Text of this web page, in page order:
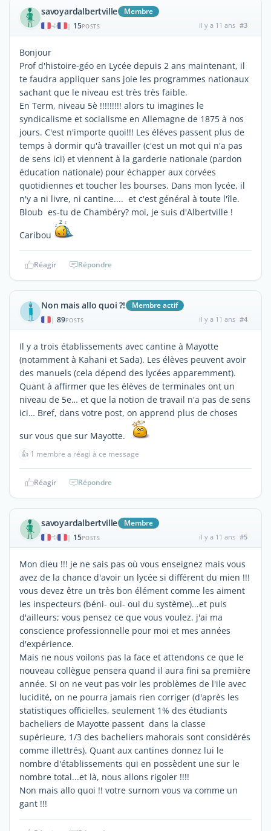
savoyardalbertville Membre
| 15POSTS il y a 11 ans #3
Bonjour
Prof d'histoire-géo en Lycée depuis 2 ans maintenant, il
te faudra appliquer sans joie les programmes nationaux
sachant que le niveau est très très faible.
En Term, niveau 5è !!!!!!!!! alors tu imagines le
syndicalisme et socialisme en Allemagne de 1875 à nos
jours. C'est n'importe quoi!!! Les élèves passent plus de
temps à dormir qu'à travailler (c'est un mot qui n'a pas
de sens ici) et viennent à la garderie nationale (pardon
éducation nationale) pour échapper aux corvées
quotidiennes et toucher les bourses. Dans mon lycée, il
n'y a ni livre, ni cantine.... et c'est général à toute l'île.
Bloub es-tu de Chambéry? moi, je suis d'Albertville !
Caribou
Réagir Répondre
Non mais allo quoi ?! Membre actif
| 89POSTS il y a 11 ans #4
Il y a trois établissements avec cantine à Mayotte
(notamment à Kahani et Sada). Les élèves peuvent avoir
des manuels (cela dépend des lycées apparemment).
Quant à affirmer que les élèves de terminales ont un
niveau de 5e… et que la notion de travail n'a pas de sens
ici… Bref, dans votre post, on apprend plus de choses
sur vous que sur Mayotte.
👍 1 membre a réagi à ce message
Réagir Répondre
savoyardalbertville Membre
| 15POSTS il y a 11 ans #5
Mon dieu !!! je ne sais pas où vous enseignez mais vous
avez de la chance d'avoir un lycée si différent du mien !!!
vous devez être un très bon élément comme les aiment
les inspecteurs (béni- oui- oui du système)...et puis
d'ailleurs; vous pensez ce que vous voulez. j'ai ma
conscience professionnelle pour moi et mes années
d'expérience.
Mais ne nous voilons pas la face et attendons ce que le
nouveau collègue pensera quand il aura fini sa première
année. Si on ne veut pas voir les problèmes de l'ile avec
lucidité, on ne pourra jamais rien corriger (d'après les
statistiques officielles, seulement 1% des étudiants
bacheliers de Mayotte passent dans la classe
supérieure, 1/3 des bacheliers mahorais sont considérés
comme illettrés). Quant aux cantines donnez lui le
nombre d'établissements qui en possèdent une sur le
nombre total...et là, nous allons rigoler !!!!
Non mais allo quoi !! votre surnom vous va comme un
gant !!!